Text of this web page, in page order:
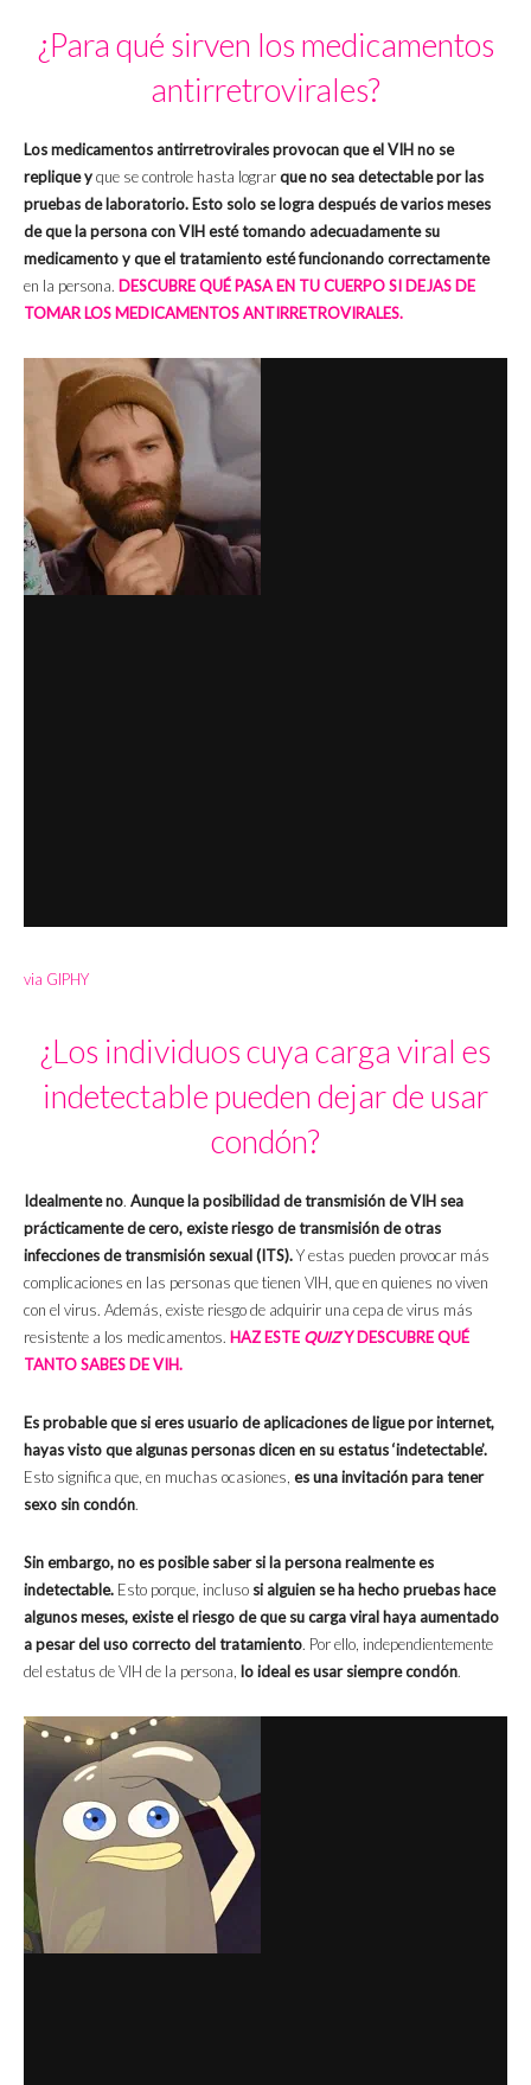
¿Para qué sirven los medicamentos
antirretrovirales?
Los medicamentos antirretrovirales provocan que el VIH no se
replique yque se controle hasta lograrque no sea detectable por las
pruebas de laboratorio. Esto solo se logra después de varios meses
de que la persona con VIH esté tomando adecuadamente su
medicamento y que el tratamiento esté funcionando correctamente
en la persona. DESCUBRE QUÉ PASA EN TU CUERPO SI DEJAS DE
TOMAR LOS MEDICAMENTOS ANTIRRETROVIRALES.
via GIPHY
¿Los individuos cuya carga viral es
indetectable pueden dejar de usar
condón?
Idealmente no. Aunque la posibilidad de transmisión de VIH sea
prácticamente de cero, existe riesgo de transmisión de otras
infecciones de transmisión sexual (ITS).Y estas pueden provocar más
complicaciones en las personas que tienen VIH, que en quienes no viven
con el virus. Además, existe riesgo de adquirir una cepa de virus más
resistente a los medicamentos. HAZ ESTE QUIZY DESCUBRE QUÉ
TANTO SABES DE VIH.
Es probable que si eres usuario de aplicaciones de ligue por internet,
hayas visto que algunas personas dicen en su estatus ‘indetectable’.
Esto significa que, en muchas ocasiones, es una invitación para tener
sexo sin condón.
Sin embargo, no es posible saber si la persona realmente es
indetectable. Esto porque, incluso si alguien se ha hecho pruebas hace
algunos meses, existe el riesgo de que su carga viral haya aumentado
a pesar del uso correcto del tratamiento. Por ello, independientemente
del estatus de VIH de la persona, lo ideal es usar siempre condón.